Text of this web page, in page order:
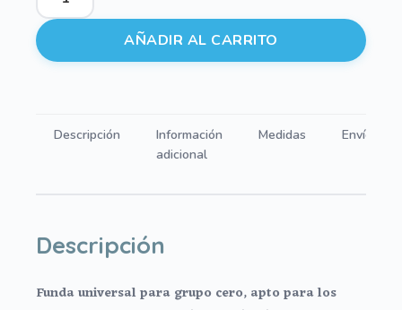
para
Grupos
Cero
AÑADIR AL CARRITO
Descripción
Información
adicional
Medidas Envíos
Descripción
Funda universal para grupo cero, apto para los